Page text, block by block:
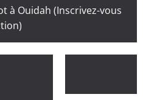
à Ouidah (Inscrivez-vous